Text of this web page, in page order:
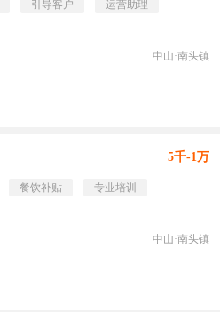
引导客户
运营助理
中山·南头镇
5千-1万
餐饮补贴
专业培训
中山·南头镇